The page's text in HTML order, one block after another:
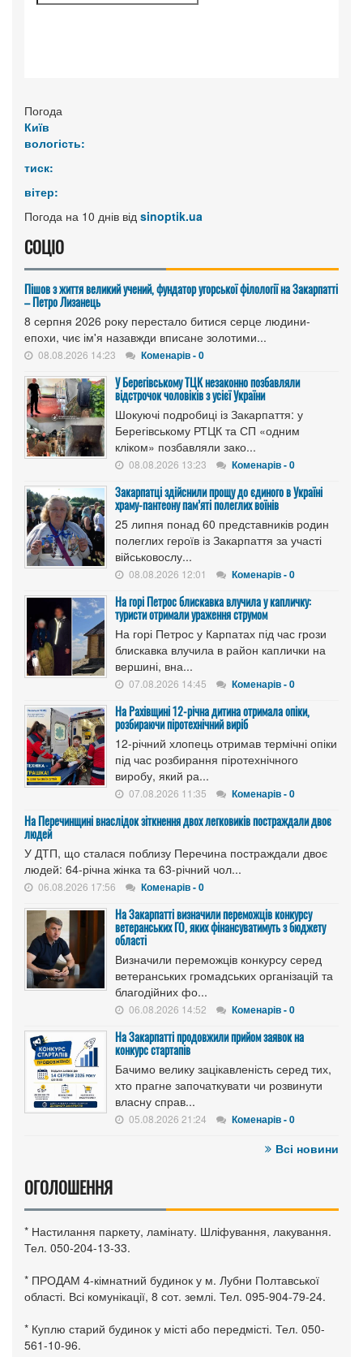
Погода
Київ
вологість:
тиск:
вітер:
Погода на 10 днів від sinoptik.ua
СОЦІО
Пішов з життя великий учений, фундатор угорської філології на Закарпатті
– Петро Лизанець
8 серпня 2026 року перестало битися серце людини-
епохи, чиє ім'я назавжди вписане золотими...
08.08.2026 14:23 Коменарів - 0
У Берегівському ТЦК незаконно позбавляли
відстрочок чоловіків з усієї України
Шокуючі подробиці із Закарпаття: у
Берегівському РТЦК та СП «одним
кліком» позбавляли зако...
08.08.2026 13:23 Коменарів - 0
Закарпатці здійснили прощу до єдиного в Україні
храму-пантеону пам’яті полеглих воїнів
25 липня понад 60 представників родин
полеглих героїв із Закарпаття за участі
військовослу...
08.08.2026 12:01 Коменарів - 0
На горі Петрос блискавка влучила у капличку:
туристи отримали ураження струмом
На горі Петрос у Карпатах під час грози
блискавка влучила в район каплички на
вершині, вна...
07.08.2026 14:45 Коменарів - 0
На Рахівщині 12-річна дитина отримала опіки,
розбираючи піротехнічний виріб
12-річний хлопець отримав термічні опіки
під час розбирання піротехнічного
виробу, який ра...
07.08.2026 11:35 Коменарів - 0
На Перечинщині внаслідок зіткнення двох легковиків постраждали двоє
людей
У ДТП, що сталася поблизу Перечина постраждали двоє
людей: 64-річна жінка та 63-річний чол...
06.08.2026 17:56 Коменарів - 0
На Закарпатті визначили переможців конкурсу
ветеранських ГО, яких фінансуватимуть з бюджету
області
Визначили переможців конкурсу серед
ветеранських громадських організацій та
благодійних фо...
06.08.2026 14:52 Коменарів - 0
На Закарпатті продовжили прийом заявок на
конкурс стартапів
Бачимо велику зацікавленість серед тих,
хто прагне започаткувати чи розвинути
власну справ...
05.08.2026 21:24 Коменарів - 0
Всі новини
ОГОЛОШЕННЯ
* Настилання паркету, ламінату. Шліфування, лакування.
Тел. 050-204-13-33.
* ПРОДАМ 4-кімнатний будинок у м. Лубни Полтавської
області. Всі комунікації, 8 сот. землі. Тел. 095-904-79-24.
* Куплю старий будинок у місті або передмісті. Тел. 050-
561-10-96.